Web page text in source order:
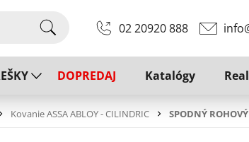
02 20920 888
DOPREDAJ Katalógy
Kovanie ASSA ABLOY - CILINDRIC SPODNÝ